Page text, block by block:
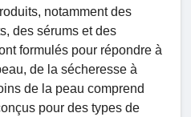
notamment des
des sérums et des
formulés pour répondre à
de la sécheresse à
de la peau comprend
pour des types de